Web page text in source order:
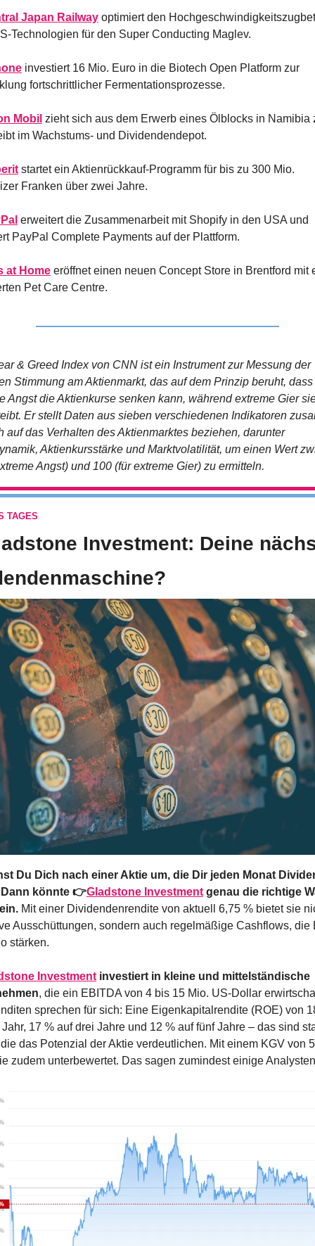
Japan Railway optimiert den
Technologien für den Super Conducting Maglev.
investiert 16 Mio. Euro in die Biotech Open Platform zur
fortschrittlicher Fermentationsprozesse.
Mobil zieht sich aus dem Erwerb eines Ölblocks in Namibia
im Wachstums- und Dividendendepot.
startet ein Aktienrückkauf-Programm für bis zu 300 Mio.
Franken über zwei Jahre.
erweitert die Zusammenarbeit mit Shopify in den USA und
PayPal Complete Payments auf der Plattform.
at Home eröffnet einen neuen Concept Store in Brentford mit
Pet Care Centre.
& Greed Index von CNN ist ein Instrument zur Messung der
Stimmung am Aktienmarkt, das auf dem Prinzip beruht, dass
Angst die Aktienkurse senken kann, während extreme Gier
Er stellt Daten aus sieben verschiedenen Indikatoren
auf das Verhalten des Aktienmarktes beziehen, darunter
Aktienkursstärke und Marktvolatilität, um einen Wert
Angst) und 100 (für extreme Gier) zu ermitteln.
TAGES
Investment: Deine
Du Dich nach einer Aktie um, die Dir jeden Monat
könnte 👉Gladstone Investment genau die richtige
Mit einer Dividendenrendite von aktuell 6,75 % bietet sie
Ausschüttungen, sondern auch regelmäßige Cashflows, die
stärken.
Investment investiert in kleine und mittelständische
, die ein EBITDA von 4 bis 15 Mio. US-Dollar
sprechen für sich: Eine Eigenkapitalrendite (ROE) von
17 % auf drei Jahre und 12 % auf fünf Jahre – das sind
das Potenzial der Aktie verdeutlichen. Mit einem KGV von
zudem unterbewertet. Das sagen zumindest einige